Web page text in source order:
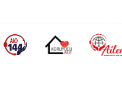
(yeni sekmede açılır)
Alo 144 (yeni sekmede açılır)
Koruyucu Aile